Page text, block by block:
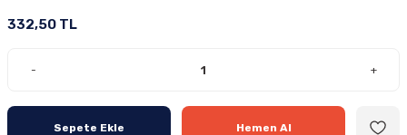
332,50 TL
- +
Sepete Ekle Hemen Al